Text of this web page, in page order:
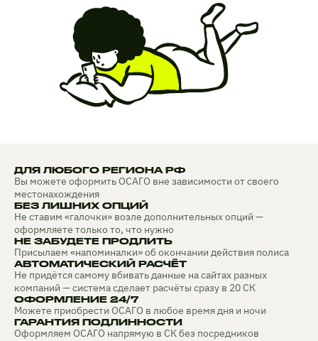
ДЛЯ ЛЮБОГО РЕГИОНА РФ
Вы можете оформить ОСАГО вне зависимости от своего
местонахождения
БЕЗ ЛИШНИХ ОПЦИЙ
Не ставим «галочки» возле дополнительных опций —
оформляете только то, что нужно
НЕ ЗАБУДЕТЕ ПРОДЛИТЬ
Присылаем «напоминалки» об окончании действия полиса
АВТОМАТИЧЕСКИЙ РАСЧЁТ
Не придётся самому вбивать данные на сайтах разных
компаний — система сделает расчёты сразу в 20 СК
ОФОРМЛЕНИЕ 24/7
Можете приобрести ОСАГО в любое время дня и ночи
ГАРАНТИЯ ПОДЛИННОСТИ
Оформляем ОСАГО напрямую в СК без посредников